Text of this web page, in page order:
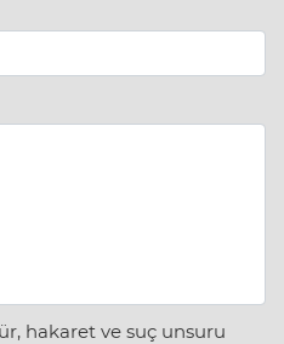
hakaret ve suç unsuru